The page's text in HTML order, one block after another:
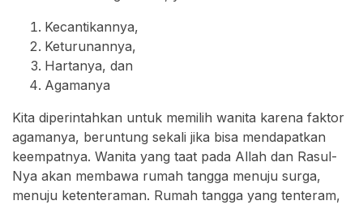
Kecantikannya,
Keturunannya,
Hartanya, dan
Agamanya
Kita diperintahkan untuk memilih wanita karena faktor
agamanya, beruntung sekali jika bisa mendapatkan
keempatnya. Wanita yang taat pada Allah dan Rasul-
Nya akan membawa rumah tangga menuju surga,
menuju ketenteraman. Rumah tangga yang tenteram,